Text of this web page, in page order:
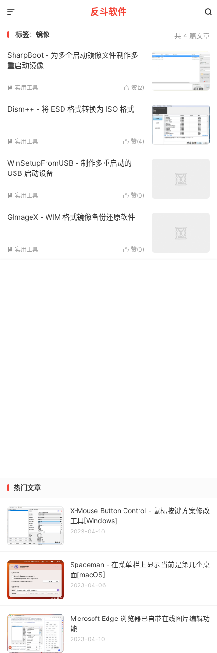
反斗软件 

共 4 篇文章
标签：镜像
SharpBoot - 为多个启动镜像文件制作多
重启动镜像
 赞(2)
 实用工具
Dism++ - 将 ESD 格式转换为 ISO 格式
 赞(4)
 实用工具
WinSetupFromUSB - 制作多重启动的
USB 启动设备
 赞(0)
 实用工具
GImageX - WIM 格式镜像备份还原软件
 赞(0)
 实用工具
热门文章
X-Mouse Button Control - 鼠标按键方案修改
工具[Windows]
2023-04-10
Spaceman - 在菜单栏上显示当前是第几个桌
面[macOS]
2023-04-06
Microsoft Edge 浏览器已自带在线图片编辑功
能
2023-04-10